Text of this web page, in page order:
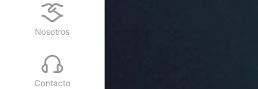
Nosotros
Contacto